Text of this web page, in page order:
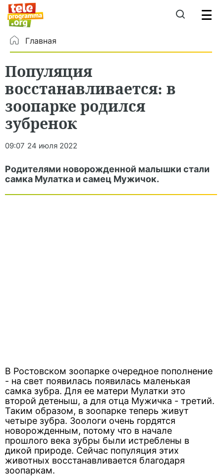
Главная
Популяция
восстанавливается: в
зоопарке родился
зубренок
09:07 24 июля 2022
Родителями новорожденной малышки стали
самка Мулатка и самец Мужичок.
В Ростовском зоопарке очередное пополнение
- на свет появилась появилась маленькая
самка зубра. Для ее матери Мулатки это
второй детеныш, а для отца Мужичка - третий.
Таким образом, в зоопарке теперь живут
четыре зубра. Зоологи очень гордятся
новорожденным, потому что в начале
прошлого века зубры были истреблены в
дикой природе. Сейчас популяция этих
животных восстанавливается благодаря
зоопаркам.